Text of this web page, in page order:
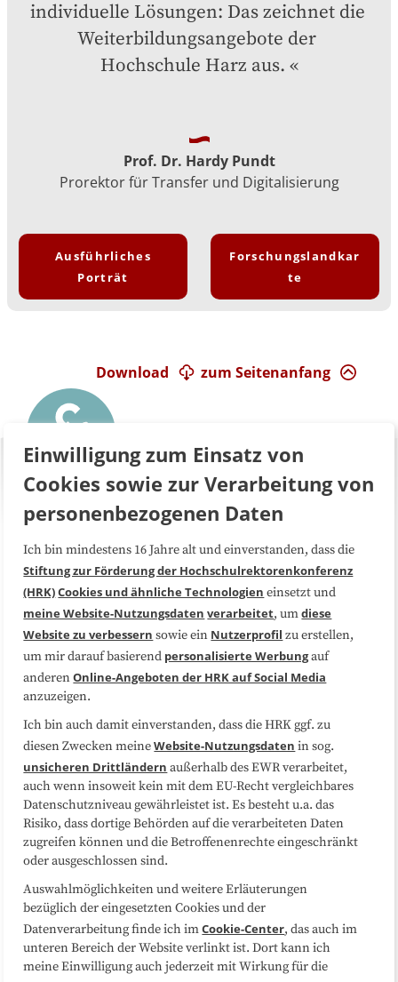
individuelle Lösungen: Das zeichnet die
Weiterbildungsangebote der
Hochschule Harz aus.
Prof. Dr. Hardy Pundt
Prorektor für Transfer und Digitalisierung
Ausführliches
Porträt
Forschungslandkar
te
zum Seitenanfang
Download
Über uns FAQ
Medienarbeit Kooperationen
Datenschutzerklärung Impressum
Sitemap
Folgen Sie uns
Einwilligung zum Einsatz von
Cookies sowie zur Verarbeitung von
personenbezogenen Daten
Ich bin mindestens 16 Jahre alt und einverstanden, dass die
Stiftung zur Förderung der Hochschulrektorenkonferenz
(HRK)Cookies und ähnliche Technologien einsetzt und
meine Website-Nutzungsdaten verarbeitet, umdiese
Website zu verbessern sowie ein Nutzerprofil zu erstellen,
um mir darauf basierend personalisierte Werbungauf
anderenOnline-Angeboten der HRK auf Social Media
anzuzeigen.
Ich bin auch damit einverstanden, dass die HRK ggf. zu
diesen Zwecken meineWebsite-Nutzungsdaten in sog.
unsicheren Drittländern außerhalb des EWR verarbeitet,
auch wenn insoweit kein mit dem EU-Recht vergleichbares
Datenschutzniveau gewährleistet ist. Es besteht u.a. das
Risiko, dass dortige Behörden auf die verarbeiteten Daten
zugreifen können und die Betroffenenrechte eingeschränkt
oder ausgeschlossen sind.
Auswahlmöglichkeiten und weitere Erläuterungen
bezüglich der eingesetzten Cookies und der
Datenverarbeitung finde ich imCookie-Center, das auch im
unteren Bereich der Website verlinkt ist. Dort kann ich
meine Einwilligung auch jederzeit mit Wirkung für die